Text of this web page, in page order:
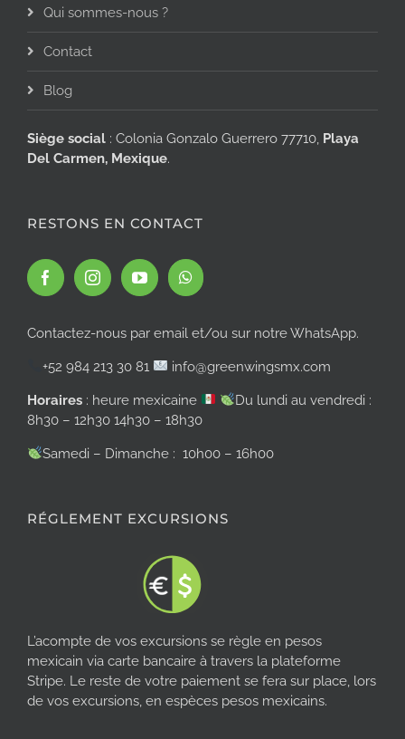
Qui sommes-nous ?
Contact
Blog
Siège social : Colonia Gonzalo Guerrero 77710, Playa
Del Carmen, Mexique.
RESTONS EN CONTACT
Contactez-nous par email et/ou sur notre WhatsApp.
+52 984 213 30 81 info@greenwingsmx.com
Horaires : heure mexicaine
Du lundi au vendredi :
8h30 – 12h30 14h30 – 18h30
Samedi – Dimanche : 10h00 – 16h00
RÉGLEMENT EXCURSIONS
L’acompte de vos excursions se règle en pesos
mexicain via carte bancaire à travers la plateforme
Stripe. Le reste de votre paiement se fera sur place, lors
de vos excursions, en espèces pesos mexicains.